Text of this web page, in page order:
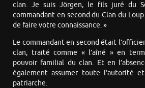
clan. Je suis Jörgen, le fils juré du
commandant en second du Clan du
de faire votre connaissance. »
Le commandant en second était
clan, traité comme « l’aîné » en
pouvoir familial du clan. Et en
également assumer toute l’autorité
patriarche.